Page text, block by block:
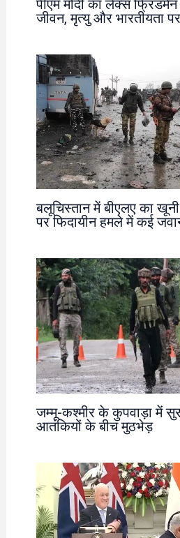
पीएम मोदी का लेक्स
जीवन, मृत्यु और भारतीयता
बलूचिस्तान में बीएलए का
पर फिदायीन हमले में कई
जम्मू-कश्मीर के कुपवाड़ा में
आतंकियों के बीच मुठभेड़